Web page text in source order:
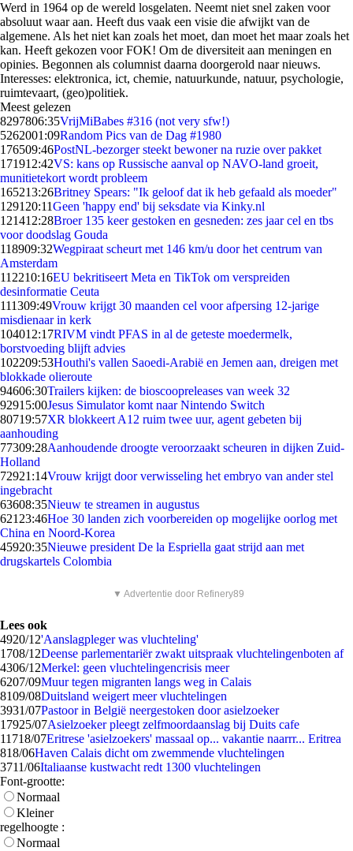
Werd in 1964 op de wereld losgelaten. Neemt niet snel zaken voor
absoluut waar aan. Heeft dus vaak een visie die afwijkt van de
algemene. Als het niet kan zoals het moet, dan moet het maar zoals het
kan. Heeft gekozen voor FOK! Om de diversiteit aan meningen en
opinies. Begonnen als columnist daarna doorgerold naar nieuws.
Interesses: elektronica, ict, chemie, natuurkunde, natuur, psychologie,
ruimtevaart, (geo)politiek.
Meest gelezen
8297806:35VrijMiBabes #316 (not very sfw!)
5262001:09Random Pics van de Dag #1980
176509:46PostNL-bezorger steekt bewoner na ruzie over pakket
171912:42VS: kans op Russische aanval op NAVO-land groeit,
munitietekort wordt probleem
165213:26Britney Spears: "Ik geloof dat ik heb gefaald als moeder"
1291 20:11Geen 'happy end' bij seksdate via Kinky.nl
121412:28Broer 135 keer gestoken en gesneden: zes jaar cel en tbs
voor doodslag Gouda
118909:32Wegpiraat scheurt met 146 km/u door het centrum van
Amsterdam
112210:16EU bekritiseert Meta en TikTok om verspreiden
desinformatie Ceuta
111309:49Vrouw krijgt 30 maanden cel voor afpersing 12-jarige
misdienaar in kerk
104012:17RIVM vindt PFAS in al de geteste moedermelk,
borstvoeding blijft advies
102209:53Houthi's vallen Saoedi-Arabië en Jemen aan, dreigen met
blokkade olieroute
94606:30Trailers kijken: de bioscoopreleases van week 32
92915:00Jesus Simulator komt naar Nintendo Switch
80719:57XR blokkeert A12 ruim twee uur, agent gebeten bij
aanhouding
77309:28Aanhoudende droogte veroorzaakt scheuren in dijken Zuid-
Holland
72921:14Vrouw krijgt door verwisseling het embryo van ander stel
ingebracht
63608:35Nieuw te streamen in augustus
621 23:46Hoe 30 landen zich voorbereiden op mogelijke oorlog met
China en Noord-Korea
45920:35Nieuwe president De la Espriella gaat strijd aan met
drugskartels Colombia
▼ Advertentie door Refinery89
Lees ook
4920/12'Aanslagpleger was vluchteling'
1708/12Deense parlementariër zwakt uitspraak vluchtelingenboten af
4306/12Merkel: geen vluchtelingencrisis meer
6207/09Muur tegen migranten langs weg in Calais
8109/08Duitsland weigert meer vluchtelingen
3931/07Pastoor in België neergestoken door asielzoeker
17925/07Asielzoeker pleegt zelfmoordaanslag bij Duits cafe
11718/07Eritrese 'asielzoekers' massaal op... vakantie naarrr... Eritrea
818/06Haven Calais dicht om zwemmende vluchtelingen
3711/06Italiaanse kustwacht redt 1300 vluchtelingen
Font-grootte:
Normaal
Kleiner
regelhoogte :
Normaal